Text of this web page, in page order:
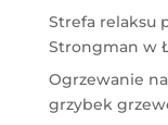
Strefa relaksu
Strongman w
Ogrzewanie
grzybek